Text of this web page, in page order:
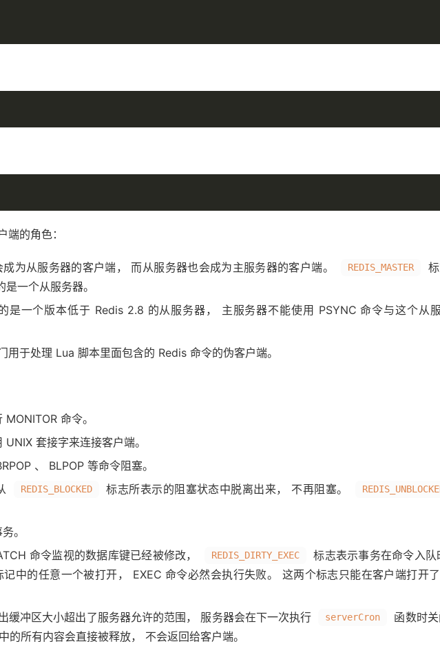
的角色：
为从服务器的客户端， 而从服务器也会成为主服务器的客户端。 REDIS_MASTER
一个从服务器。
是一个版本低于 Redis 2.8 的从服务器， 主服务器不能使用 PSYNC 命令与这个从
用于处理 Lua 脚本里面包含的 Redis 命令的伪客户端。
命令。
套接字来连接客户端。
、 BLPOP 等命令阻塞。
REDIS_BLOCKED 标志所表示的阻塞状态中脱离出来， 不再阻塞。
。
命令监视的数据库键已经被修改， REDIS_DIRTY_EXEC
标志表示事务在命令入
中的任意一个被打开， EXEC 命令必然会执行失败。 这两个标志只能在客户端打开了
缓冲区大小超出了服务器允许的范围， 服务器会在下一次执行 serverCron
函数时
所有内容会直接被释放， 不会返回给客户端。